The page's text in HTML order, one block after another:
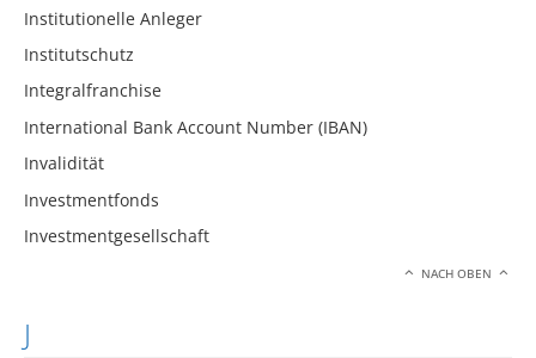
Institutionelle Anleger
Institutschutz
Integralfranchise
International Bank Account Number (IBAN)
Invalidität
Investmentfonds
Investmentgesellschaft
NACH OBEN
J